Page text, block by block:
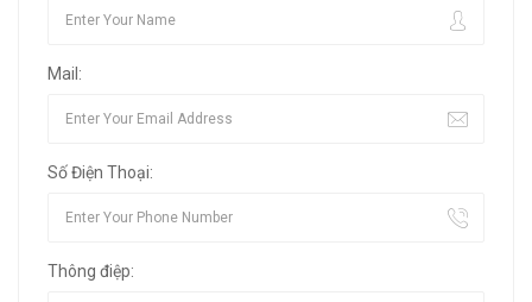
Mail:
Số Điện Thoại:
Thông điệp: